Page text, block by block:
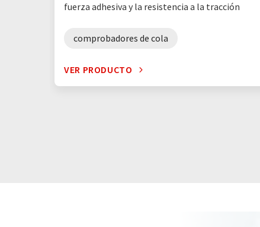
fuerza adhesiva y la resistencia a la tracción
comprobadores de cola
VER PRODUCTO